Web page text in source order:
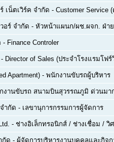
เน็ตเวิร์ค จำกัด - Customer Service
อร์ จำกัด - หัวหน้าแผนก/ผช.ผจก. ฝ่า
- Finance Controler
- Director of Sales (ประจำโรงแรมโ
Apartment) - พนักงานขับรถผู้บริหาร
งานขับรถ สนามบินสุวรรณภูมิ ด่วนมา
ำกัด - เลขานุการกรรมการผู้จัดการ
- ช่างอิเล็กทรอนิกส์ / ช่างเชื่อม / วิ
กัด - ผู้จัดการบริหารงานบุคคลและกิจก